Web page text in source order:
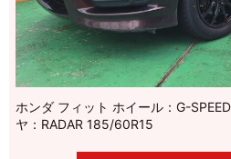
ホンダ フィット ホイール：G-
ヤ：RADAR 185/60R15